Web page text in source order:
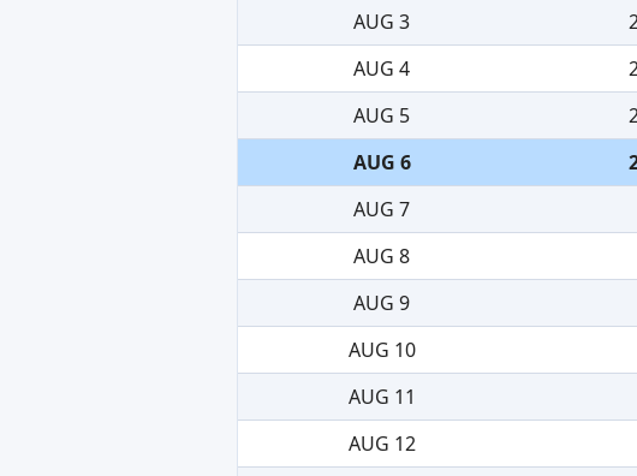
AUG 3
AUG 4
AUG 5
AUG 6
AUG 7
AUG 8
AUG 9
AUG 10
AUG 11
AUG 12